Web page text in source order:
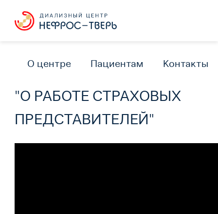
О центре Пациентам Контакты
"О РАБОТЕ СТРАХОВЫХ
ПРЕДСТАВИТЕЛЕЙ"